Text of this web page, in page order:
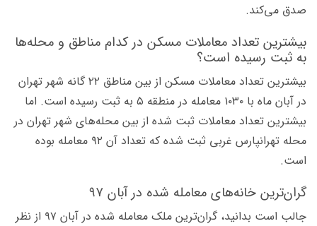
صدق می‌کند.
بیشترین تعداد معاملات مسکن در کدام مناطق و محله‌ها
به ثبت رسیده است؟
بیشترین تعداد معاملات مسکن از بین مناطق ۲۲ گانه شهر تهران
در آبان ماه با ۱۰۳۰ معامله در منطقه ۵ به ثبت رسیده است. اما
بیشترین تعداد معاملات ثبت شده از بین محله‌های شهر تهران در
محله تهرانپارس غربی ثبت شده که تعداد آن ۹۲ معامله بوده
است.
گران‌ترین خانه‌های معامله شده در آبان ۹۷
جالب است بدانید، گران‌ترین ملک معامله شده در آبان ۹۷ از نظر